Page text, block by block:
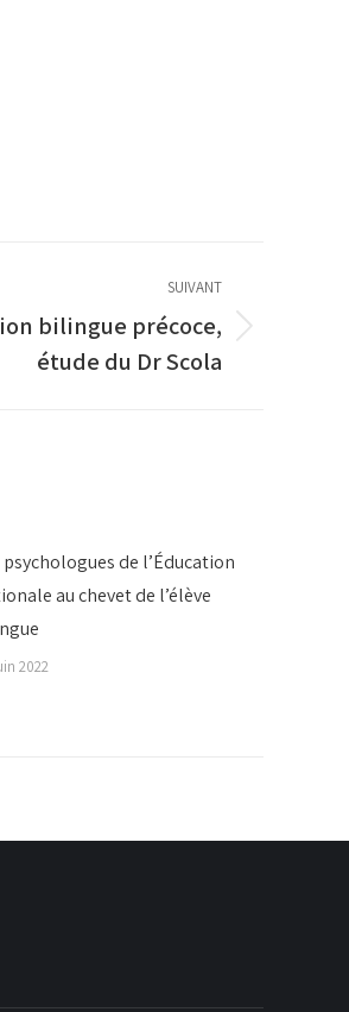
SUIVANT
bilingue précoce,
étude du Dr Scola
psychologues de l’Éducation
au chevet de l’élève
2022